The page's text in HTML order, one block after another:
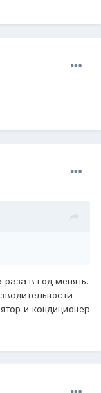
в год менять.
и кондиционер